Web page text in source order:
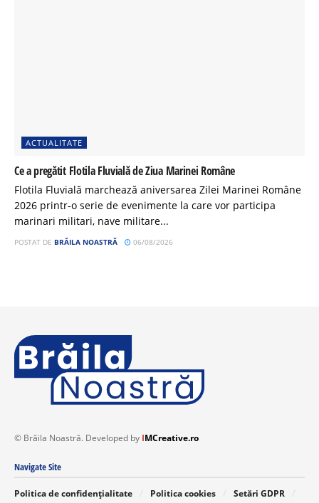
ACTUALITATE
Ce a pregătit Flotila Fluvială de Ziua Marinei Române
Flotila Fluvială marchează aniversarea Zilei Marinei Române
2026 printr-o serie de evenimente la care vor participa
marinari militari, nave militare...
POSTAT DE BRĂILA NOASTRĂ 06/08/2026
© Brăila Noastră. Developed by IMCreative.ro
Navigate Site
Politica de confidențialitate Politica cookies Setări GDPR